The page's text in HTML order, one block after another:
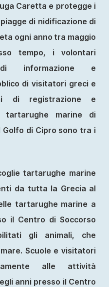
Caretta e protegge i
di nidificazione di
ogni anno tra maggio
tempo, i volontari
informazione e
di visitatori greci e
di registrazione e
marine di
Golfo di Cipro sono tra i
tartarughe marine
da tutta la Grecia al
tartarughe marine a
il Centro di Soccorso
gli animali, che
Scuole e visitatori
alle attività
anni presso il Centro